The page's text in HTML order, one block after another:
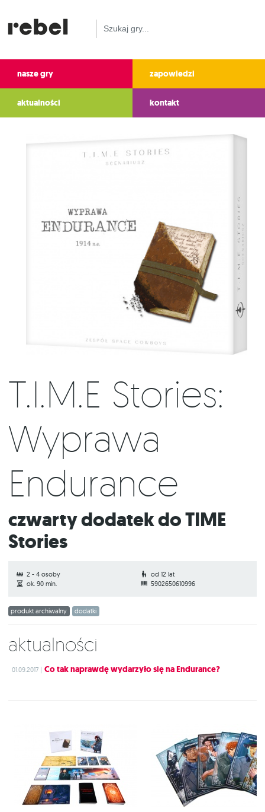
nasze gry zapowiedzi
aktualności kontakt
T.I.M.E Stories:
Wyprawa
Endurance
Czwarty dodatek do TIME
Stories
2 - 4 osoby
od 12 lat
ok. 90 min.
5902650610996
produkt archiwalny dodatki
Aktualności
01.09.2017 | Co tak naprawdę wydarzyło się na Endurance?